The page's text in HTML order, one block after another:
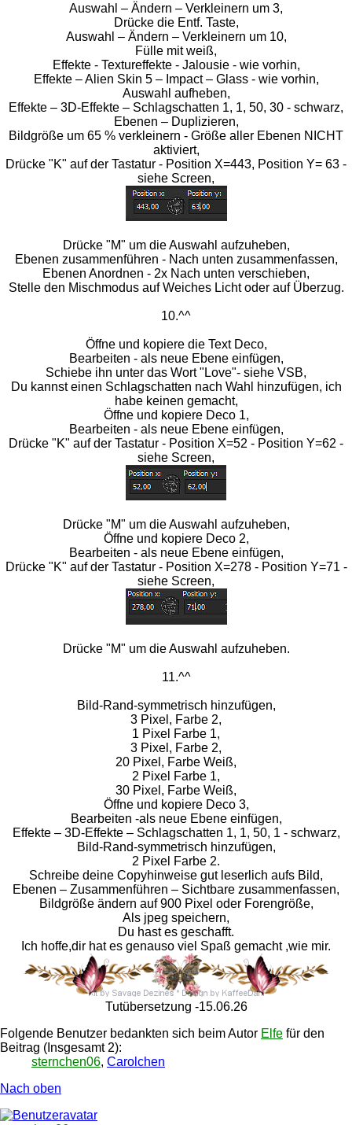
Auswahl – Ändern – Verkleinern um 3,
Drücke die Entf. Taste,
Auswahl – Ändern – Verkleinern um 10,
Fülle mit weiß,
Effekte - Textureffekte - Jalousie - wie vorhin,
Effekte – Alien Skin 5 – Impact – Glass - wie vorhin,
Auswahl aufheben,
Effekte – 3D-Effekte – Schlagschatten 1, 1, 50, 30 - schwarz,
Ebenen – Duplizieren,
Bildgröße um 65 % verkleinern - Größe aller Ebenen NICHT
aktiviert,
Drücke "K" auf der Tastatur - Position X=443, Position Y= 63 -
siehe Screen,
Drücke "M" um die Auswahl aufzuheben,
Ebenen zusammenführen - Nach unten zusammenfassen,
Ebenen Anordnen - 2x Nach unten verschieben,
Stelle den Mischmodus auf Weiches Licht oder auf Überzug.
10.^^
Öffne und kopiere die Text Deco,
Bearbeiten - als neue Ebene einfügen,
Schiebe ihn unter das Wort "Love"- siehe VSB,
Du kannst einen Schlagschatten nach Wahl hinzufügen, ich
habe keinen gemacht,
Öffne und kopiere Deco 1,
Bearbeiten - als neue Ebene einfügen,
Drücke "K" auf der Tastatur - Position X=52 - Position Y=62 -
siehe Screen,
Drücke "M" um die Auswahl aufzuheben,
Öffne und kopiere Deco 2,
Bearbeiten - als neue Ebene einfügen,
Drücke "K" auf der Tastatur - Position X=278 - Position Y=71 -
siehe Screen,
Drücke "M" um die Auswahl aufzuheben.
11.^^
Bild-Rand-symmetrisch hinzufügen,
3 Pixel, Farbe 2,
1 Pixel Farbe 1,
3 Pixel, Farbe 2,
20 Pixel, Farbe Weiß,
2 Pixel Farbe 1,
30 Pixel, Farbe Weiß,
Öffne und kopiere Deco 3,
Bearbeiten -als neue Ebene einfügen,
Effekte – 3D-Effekte – Schlagschatten 1, 1, 50, 1 - schwarz,
Bild-Rand-symmetrisch hinzufügen,
2 Pixel Farbe 2.
Schreibe deine Copyhinweise gut leserlich aufs Bild,
Ebenen – Zusammenführen – Sichtbare zusammenfassen,
Bildgröße ändern auf 900 Pixel oder Forengröße,
Als jpeg speichern,
Du hast es geschafft.
Ich hoffe,dir hat es genauso viel Spaß gemacht ,wie mir.
Tutübersetzung -15.06.26
Folgende Benutzer bedankten sich beim Autor Elfe für den
Beitrag (Insgesamt 2):
sternchen06, Carolchen
Nach oben